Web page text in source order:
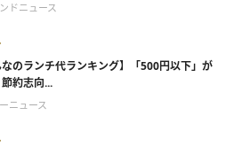
ドニュース
なのランチ代ランキング】「500円以下」が
約志向...
ニュース